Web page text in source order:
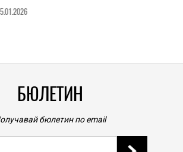
БЮЛЕТИН
бюлетин по email